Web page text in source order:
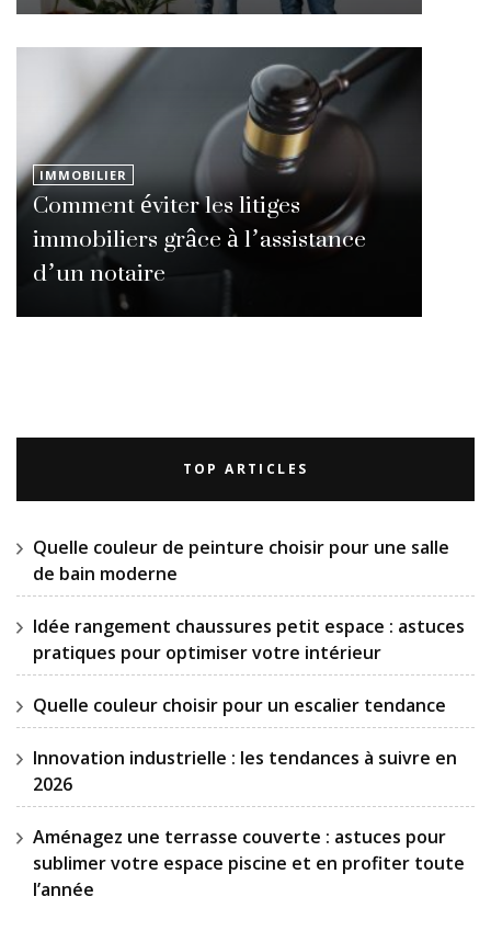
IMMOBILIER
Comment éviter les litiges
immobiliers grâce à l’assistance
d’un notaire
TOP ARTICLES
Quelle couleur de peinture choisir pour une salle
de bain moderne
Idée rangement chaussures petit espace : astuces
pratiques pour optimiser votre intérieur
Quelle couleur choisir pour un escalier tendance
Innovation industrielle : les tendances à suivre en
2026
Aménagez une terrasse couverte : astuces pour
sublimer votre espace piscine et en profiter toute
l’année